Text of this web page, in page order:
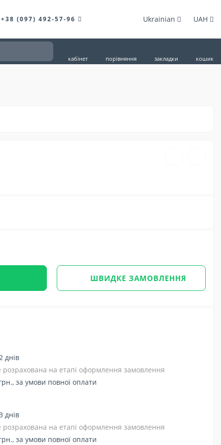
+38 (097) 492-57-96 UAH
Ukrainian
кабінет порівняння закладки кошик
ШВИДКЕ ЗАМОВЛЕННЯ
днів
розрахована на етапі оформлення замовлення
за умови повної оплати
днів
розрахована на етапі оформлення замовлення
за умови повної оплати